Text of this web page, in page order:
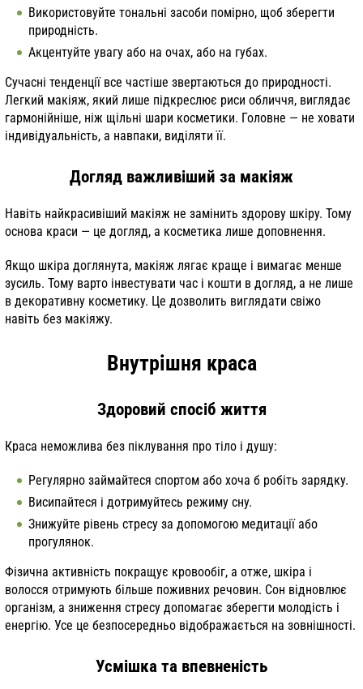
Використовуйте тональні засоби помірно, щоб зберегти
природність.
Акцентуйте увагу або на очах, або на губах.
Сучасні тенденції все частіше звертаються до природності.
Легкий макіяж, який лише підкреслює риси обличчя, виглядає
гармонійніше, ніж щільні шари косметики. Головне — не ховати
індивідуальність, а навпаки, виділяти її.
Догляд важливіший за макіяж
Навіть найкрасивіший макіяж не замінить здорову шкіру. Тому
основа краси — це догляд, а косметика лише доповнення.
Якщо шкіра доглянута, макіяж лягає краще і вимагає менше
зусиль. Тому варто інвестувати час і кошти в догляд, а не лише
в декоративну косметику. Це дозволить виглядати свіжо
навіть без макіяжу.
Внутрішня краса
Здоровий спосіб життя
Краса неможлива без піклування про тіло і душу:
Регулярно займайтеся спортом або хоча б робіть зарядку.
Висипайтеся і дотримуйтесь режиму сну.
Знижуйте рівень стресу за допомогою медитації або
прогулянок.
Фізична активність покращує кровообіг, а отже, шкіра і
волосся отримують більше поживних речовин. Сон відновлює
організм, а зниження стресу допомагає зберегти молодість і
енергію. Усе це безпосередньо відображається на зовнішності.
Усмішка та впевненість